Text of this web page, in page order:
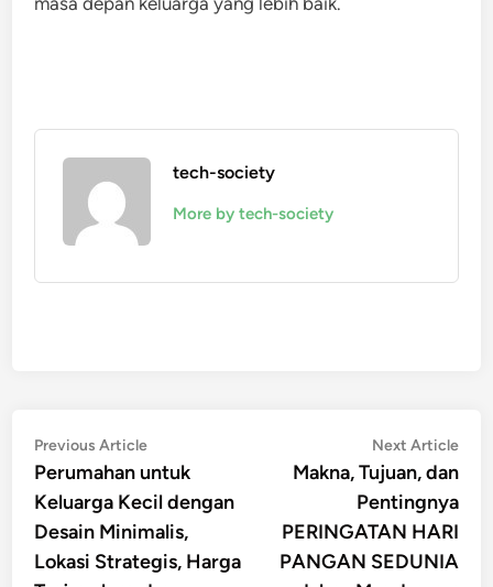
tech-society
More by tech-society
Post
navigation
Previous ArticlePrevious
article:
Perumahan untuk
Keluarga Kecil dengan
Desain Minimalis,
Lokasi Strategis, Harga
Next Article
Makna, Tujuan, dan
Pentingnya
PERINGATAN HARI
PANGAN SEDUNIA